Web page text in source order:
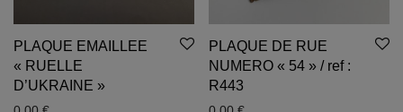
PLAQUE EMAILLEE
« RUELLE
D’UKRAINE »
PLAQUE DE RUE
NUMERO « 54 » / ref :
R443